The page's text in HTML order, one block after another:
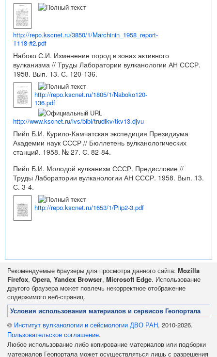
http://repo.kscnet.ru/3850/1/Marchinin_1958_report-
T118-#2.pdf
Набоко С.И. Изменение пород в зонах активного
вулканизма // Труды Лаборатории вулканологии АН СССР.
1958. Вып. 13. С. 120-136.
http://repo.kscnet.ru/1805/1/Naboko120-
136.pdf
http://www.kscnet.ru/ivs/bibl/trudikv/tkv13.djvu
Пийп Б.И. Курило-Камчатская экспедиция Президиума
Академии наук СССР // Бюллетень вулканологических
станций. 1958. № 27. С. 82-84.
Пийп Б.И. Молодой вулканизм СССР. Предисловие //
Труды Лаборатории вулканологии АН СССР. 1958. Вып. 13.
С. 3-4.
http://repo.kscnet.ru/1653/1/Piip2-3.pdf
Рекомендуемые браузеры для просмотра данного сайта: Mozilla
Firefox, Opera, Yandex Browser, Microsoft Edge. Использование
другого браузера может повлечь некорректное отображение
содержимого веб-страниц.
Условия использования материалов и сервисов Геопортала
© Институт вулканологии и сейсмологии ДВО РАН, 2010-2026.
Пользовательское соглашение.
Любое использование либо копирование материалов или подборки
материалов Геопортала может осуществляться лишь с разрешения